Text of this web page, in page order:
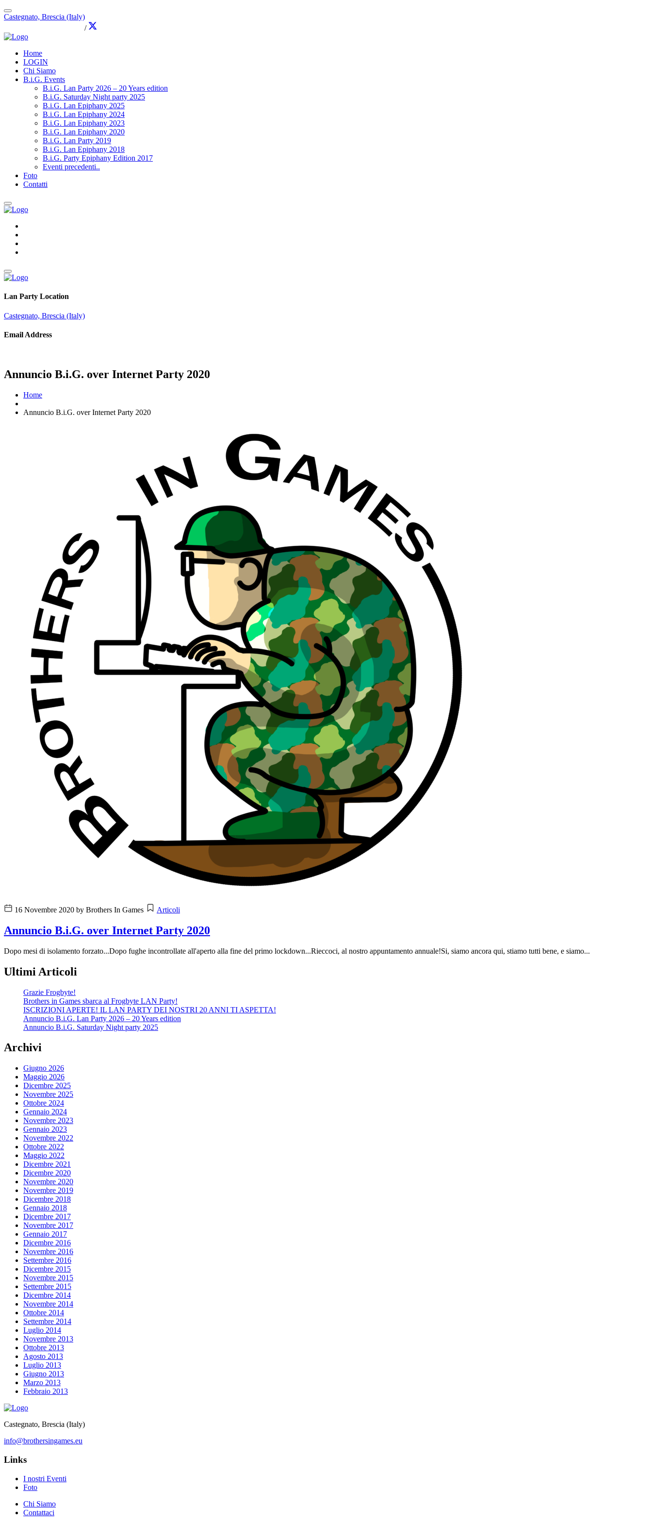
Castegnato, Brescia (Italy)
/
Home
LOGIN
Chi Siamo
B.i.G. Events
B.i.G. Lan Party 2026 – 20 Years edition
B.i.G. Saturday Night party 2025
B.i.G. Lan Epiphany 2025
B.i.G. Lan Epiphany 2024
B.i.G. Lan Epiphany 2023
B.i.G. Lan Epiphany 2020
B.i.G. Lan Party 2019
B.i.G. Lan Epiphany 2018
B.i.G. Party Epiphany Edition 2017
Eventi precedenti..
Foto
Contatti
Lan Party Location
Castegnato, Brescia (Italy)
Email Address
Annuncio B.i.G. over Internet Party 2020
Home
Annuncio B.i.G. over Internet Party 2020
16 Novembre 2020 by Brothers In Games Articoli
Annuncio B.i.G. over Internet Party 2020
Dopo mesi di isolamento forzato...Dopo fughe incontrollate all'aperto alla fine del primo lockdown...Rieccoci, al nostro appuntamento annuale!Si, siamo ancora qui, stiamo tutti bene, e siamo...
Ultimi Articoli
Grazie Frogbyte!
Brothers in Games sbarca al Frogbyte LAN Party!
ISCRIZIONI APERTE! IL LAN PARTY DEI NOSTRI 20 ANNI TI ASPETTA!
Annuncio B.i.G. Lan Party 2026 – 20 Years edition
Annuncio B.i.G. Saturday Night party 2025
Archivi
Giugno 2026
Maggio 2026
Dicembre 2025
Novembre 2025
Ottobre 2024
Gennaio 2024
Novembre 2023
Gennaio 2023
Novembre 2022
Ottobre 2022
Maggio 2022
Dicembre 2021
Dicembre 2020
Novembre 2020
Novembre 2019
Dicembre 2018
Gennaio 2018
Dicembre 2017
Novembre 2017
Gennaio 2017
Dicembre 2016
Novembre 2016
Settembre 2016
Dicembre 2015
Novembre 2015
Settembre 2015
Dicembre 2014
Novembre 2014
Ottobre 2014
Settembre 2014
Luglio 2014
Novembre 2013
Ottobre 2013
Agosto 2013
Luglio 2013
Giugno 2013
Marzo 2013
Febbraio 2013
Castegnato, Brescia (Italy)
info@brothersingames.eu
Links
I nostri Eventi
Foto
Chi Siamo
Contattaci